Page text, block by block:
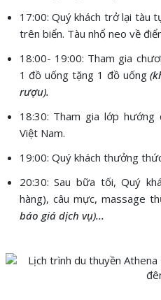
17:00: Quý khách trở lại tàu
trên biển. Tàu nhổ neo về
18:00- 19:00: Tham gia
1 đồ uống tặng 1 đồ uống
rượu).
18:30: Tham gia lớp
Việt Nam.
19:00: Quý khách thưởng
20:30: Sau bữa tối, Quý
hàng), câu mực, massage
báo giá dịch vụ)...